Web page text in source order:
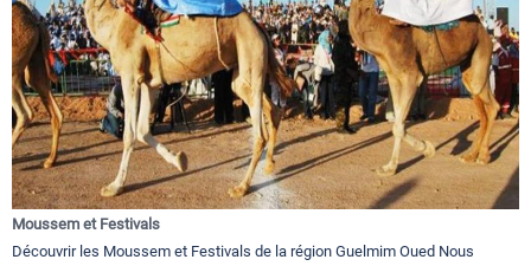
Moussem et Festivals
Découvrir les Moussem et Festivals de la région Guelmim Oued Nous